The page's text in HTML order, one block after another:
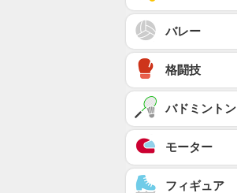
バレー
格闘技
バドミントン
モーター
フィギュア